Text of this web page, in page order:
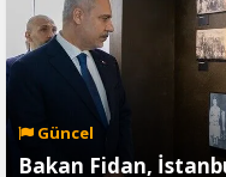
Güncel
Bakan Fidan,